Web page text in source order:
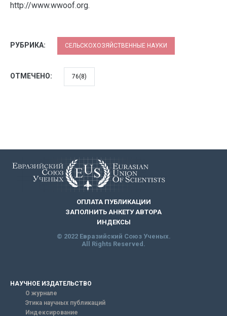
http://www.wwoof.org.
РУБРИКА: СЕЛЬСКОХОЗЯЙСТВЕННЫЕ НАУКИ
ОТМЕЧЕНО: 76(8)
ОПЛАТА ПУБЛИКАЦИИ
ЗАПОЛНИТЬ АНКЕТУ АВТОРА
ИНДЕКСЫ
© 2022 Евразийский Союз Ученых.
All Rights Reserved.
НАУЧНОЕ ИЗДАТЕЛЬСТВО
О журнале
Этика научных публикаций
Индексирование